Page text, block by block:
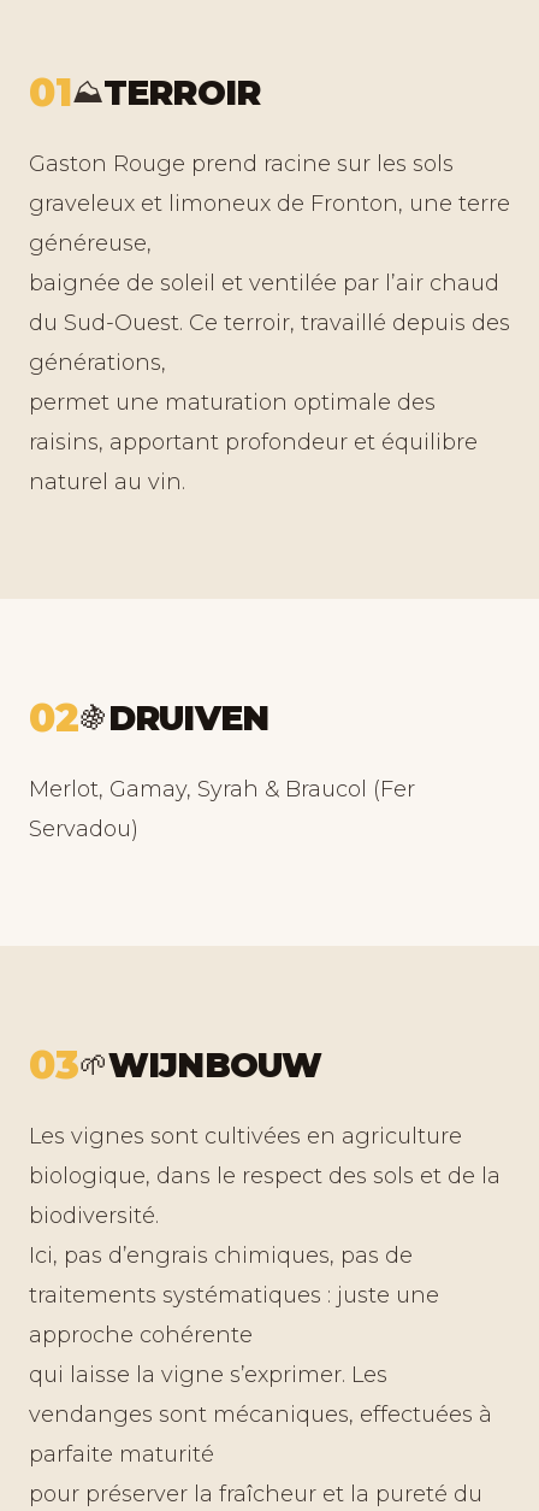
01⛰️TERROIR
Gaston Rouge prend racine sur les sols
graveleux et limoneux de Fronton, une terre
généreuse,
baignée de soleil et ventilée par l’air chaud
du Sud-Ouest. Ce terroir, travaillé depuis des
générations,
permet une maturation optimale des
raisins, apportant profondeur et équilibre
naturel au vin.
02🍇DRUIVEN
Merlot, Gamay, Syrah & Braucol (Fer
Servadou)
03🌱WIJNBOUW
Les vignes sont cultivées en agriculture
biologique, dans le respect des sols et de la
biodiversité.
Ici, pas d’engrais chimiques, pas de
traitements systématiques : juste une
approche cohérente
qui laisse la vigne s’exprimer. Les
vendanges sont mécaniques, effectuées à
parfaite maturité
pour préserver la fraîcheur et la pureté du